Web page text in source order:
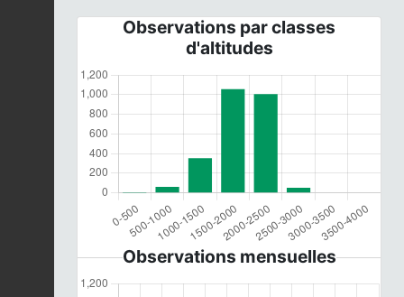
Observations par classes
d'altitudes
Observations mensuelles